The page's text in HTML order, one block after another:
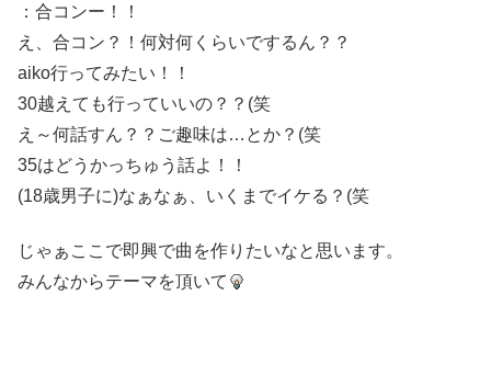
：合コンー！！
え、合コン？！何対何くらいでするん？？
aiko行ってみたい！！
30越えても行っていいの？？(笑
え～何話すん？？ご趣味は…とか？(笑
35はどうかっちゅう話よ！！
(18歳男子に)なぁなぁ、いくまでイケる？(笑
じゃぁここで即興で曲を作りたいなと思います。
みんなからテーマを頂いて